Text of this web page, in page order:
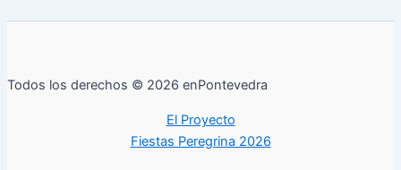
Todos los derechos © 2026 enPontevedra
El Proyecto
Fiestas Peregrina 2026